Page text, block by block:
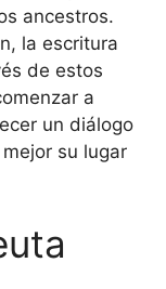
ancestros.
la escritura
de estos
a
un diálogo
su lugar